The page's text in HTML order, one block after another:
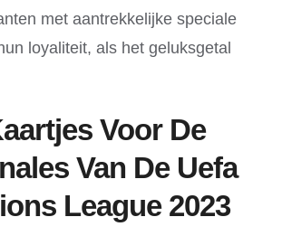
met aantrekkelijke speciale
loyaliteit, als het geluksgetal
Voor De
Van De Uefa
League 2023